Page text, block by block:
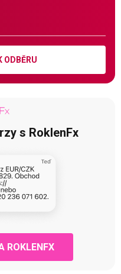
ODBĚRU
s RoklenFx
ROKLENFX